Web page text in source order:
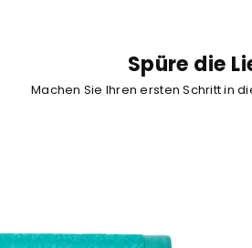
Spüre die
Machen Sie Ihren ersten Schritt in